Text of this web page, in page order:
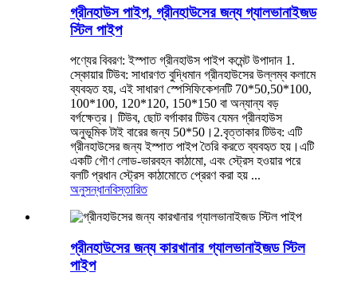
গ্রীনহাউস পাইপ, গ্রীনহাউসের জন্য গ্যালভানাইজড
স্টিল পাইপ
পণ্যের বিবরণ: ইস্পাত গ্রীনহাউস পাইপ কমেন্ট উপাদান 1.
স্কোয়ার টিউব: সাধারণত বুদ্ধিমান গ্রীনহাউসের উল্লম্ব কলামে
ব্যবহৃত হয়, এই সাধারণ স্পেসিফিকেশনটি 70*50,50*100,
100*100, 120*120, 150*150 বা অন্যান্য বড়
বর্গক্ষেত্র। টিউব, ছোট বর্গাকার টিউব যেমন গ্রীনহাউস
অনুভূমিক টাই বারের জন্য 50*50।2.বৃত্তাকার টিউব: এটি
গ্রীনহাউসের জন্য ইস্পাত পাইপ তৈরি করতে ব্যবহৃত হয়।এটি
একটি গৌণ লোড-ভারবহন কাঠামো, এবং স্ট্রেস হওয়ার পরে
বলটি প্রধান স্ট্রেস কাঠামোতে প্রেরণ করা হয় ...
অনুসন্ধানবিস্তারিত
গ্রীনহাউসের জন্য কারখানার গ্যালভানাইজড স্টিল
পাইপ